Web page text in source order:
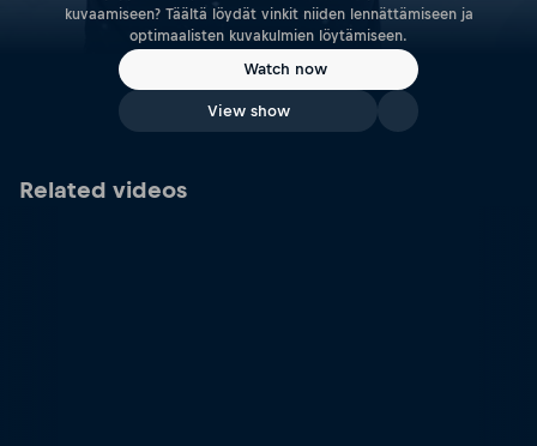
kuvaamiseen? Täältä löydät vinkit niiden lennättämiseen ja
optimaalisten kuvakulmien löytämiseen.
Watch now
View show
Related videos